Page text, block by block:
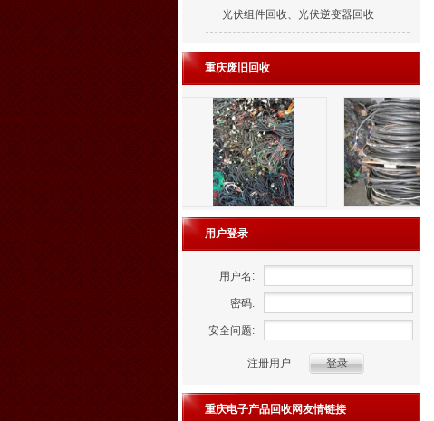
光伏组件回收、光伏逆变器回收
重庆废旧回收
用户登录
用户名:
密码:
安全问题:
注册用户
重庆电子产品回收网友情链接